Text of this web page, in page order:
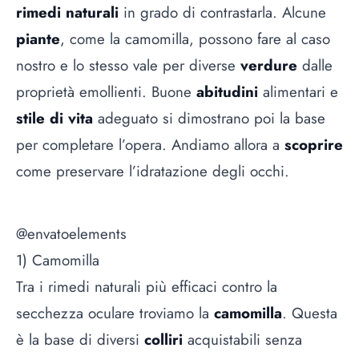
rimedi naturali in grado di contrastarla. Alcune
piante, come la camomilla, possono fare al caso
nostro e lo stesso vale per diverse verdure dalle
proprietà emollienti. Buone abitudini alimentari e
stile di vita adeguato si dimostrano poi la base
per completare l’opera. Andiamo allora a scoprire
come preservare l’idratazione degli occhi.
@envatoelements
1) Camomilla
Tra i rimedi naturali più efficaci contro la
secchezza oculare troviamo la camomilla. Questa
è la base di diversi colliri acquistabili senza